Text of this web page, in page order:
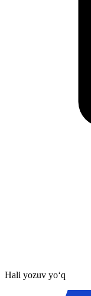
Hali yozuv yo‘q